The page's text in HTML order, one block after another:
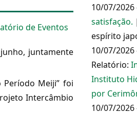
de Eventos
juntamente
Período Meiji” foi
Intercâmbio
10/07/2026
satisfação.
espírito
10/07/2026
Relatório:
Instituto
por
10/07/